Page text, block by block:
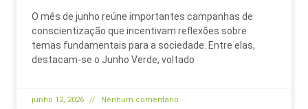
O mês de junho reúne importantes campanhas de
conscientização que incentivam reflexões sobre
temas fundamentais para a sociedade. Entre elas,
destacam-se o Junho Verde, voltado
junho 12, 2026 Nenhum comentário